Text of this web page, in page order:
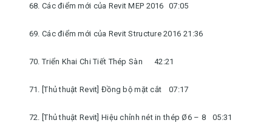
68. Các điểm mới của Revit MEP 2016 07:05
69. Các điểm mới của Revit Structure 2016 21:36
70. Triển Khai Chi Tiết Thép Sàn 42:21
71. [Thủ thuật Revit] Đồng bộ mặt cắt 07:17
72. [Thủ thuật Revit] Hiệu chỉnh nét in thép Ø6 – 8 05:31